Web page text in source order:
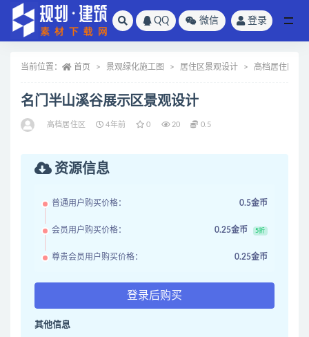
QQ 微信 登录
当前位置： 首页 景观绿化施工图 居住区景观设计 高档居住区
名门半山溪谷展示区景观设计
高档居住区 4年前 0 20 0.5
资源信息
普通用户购买价格： 0.5金币
会员用户购买价格： 0.25金币 5折
尊贵会员用户购买价格： 0.25金币
登录后购买
其他信息
全部